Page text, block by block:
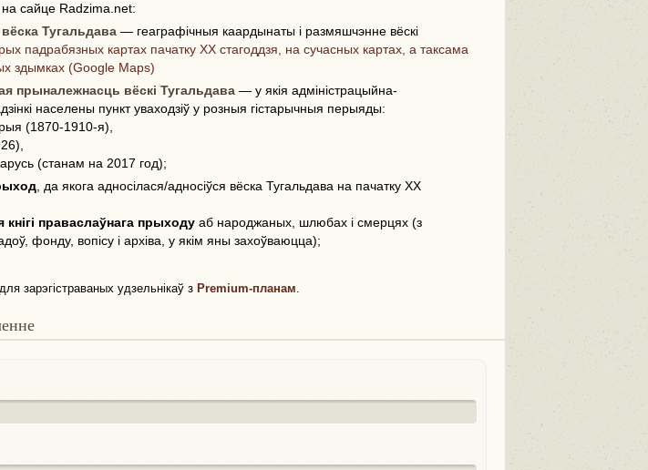
на сайце Radzima.net:
Тугальдава — геаграфічныя каардынаты і размяшчэнне вёскі
падрабязных картах пачатку ХХ стагоддзя, на сучасных картах, а таксама
здымках (Google Maps)
прыналежнасць вёскі Тугальдава — у якія адміністрацыйна-
населены пункт уваходзіў у розныя гістарычныя перыяды:
(1870-1910-я),
(станам на 2017 год);
, да якога адносілася/адносіўся вёска Тугальдава на пачатку ХХ
праваслаўнага прыходу аб народжаных, шлюбах і смерцях (з
фонду, вопісу і архіва, у якім яны захоўваюцца);
зарэгістраваных удзельнікаў з Premium-планам.